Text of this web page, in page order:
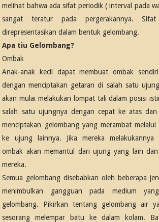
melihat bahwa ada sifat periodik ( interval pada
sangat teratur pada pergerakannya.
direpresentasikan dalam bentuk gelombang.
Apa tiu Gelombang?
Ombak
Anak-anak kecil dapat membuat ombak
dengan menciptakan getaran di salah satu
akan mulai melakukan lompat tali dalam posisi
salah satu ujungnya dengan cepat ke atas
menciptakan gelombang yang merambat
ke ujung lainnya. Jika mereka melakukannya
ombak akan memantul dari ujung yang lain
mereka.
Semua gelombang disebabkan oleh beberapa
menimbulkan gangguan pada medium
gelombang. Pikirkan tentang gelombang air
sesorang melempar batu ke dalam kolam.